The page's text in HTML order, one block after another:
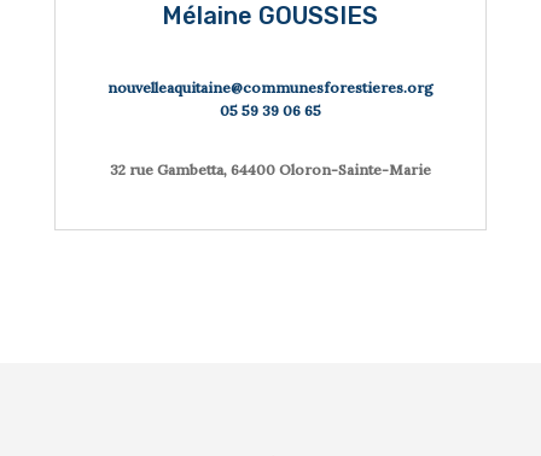
Mélaine GOUSSIES
nouvelleaquitaine@communesforestieres.org
05 59 39 06 65
32 rue Gambetta, 64400 Oloron-Sainte-Marie